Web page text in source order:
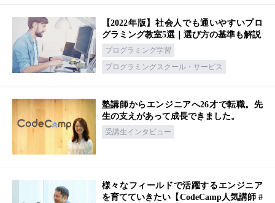
【2022年版】社会人でも通いやすいプロ
グラミング教室5選｜選び方の基準も解説
プログラミング学習
プログラミングスクール・サービス
塾講師からエンジニアへ26才で転職。先
生の支えがあって成長できました。
受講生インタビュー
様々なフィールドで活躍するエンジニア
を育てていきたい【CodeCamp人気講師 #